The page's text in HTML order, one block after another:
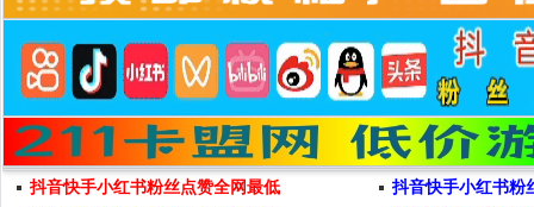
抖音快手小红书粉丝点赞全网最低
抖音快手小红书粉